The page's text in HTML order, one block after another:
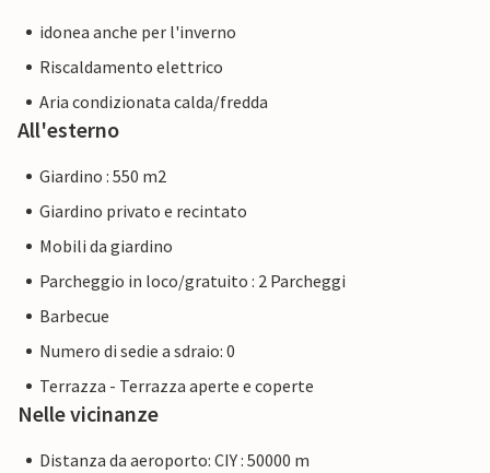
idonea anche per l'inverno
Riscaldamento elettrico
Aria condizionata calda/fredda
All'esterno
Giardino : 550 m2
Giardino privato e recintato
Mobili da giardino
Parcheggio in loco/gratuito : 2 Parcheggi
Barbecue
Numero di sedie a sdraio: 0
Terrazza - Terrazza aperte e coperte
Nelle vicinanze
Distanza da aeroporto: CIY : 50000 m